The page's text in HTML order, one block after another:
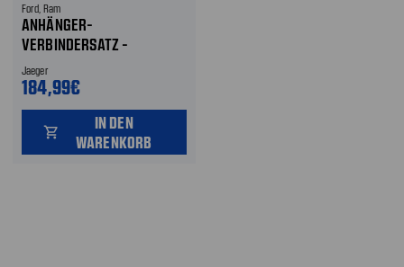
Ford, Ram
ANHÄNGER-
VERBINDERSATZ -
KABELBAUM
Jaeger
184,99€
shopping_cart
IN DEN
WARENKORB